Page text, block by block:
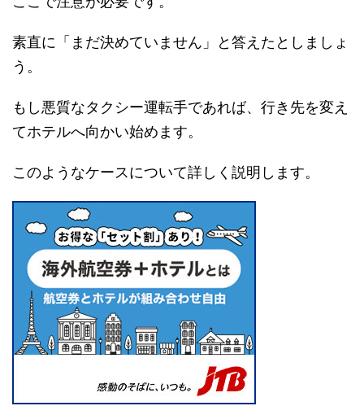
素直に「まだ決めていません」と答えたとしましょ
う。
もし悪質なタクシー運転手であれば、行き先を変え
てホテルへ向かい始めます。
このようなケースについて詳しく説明します。